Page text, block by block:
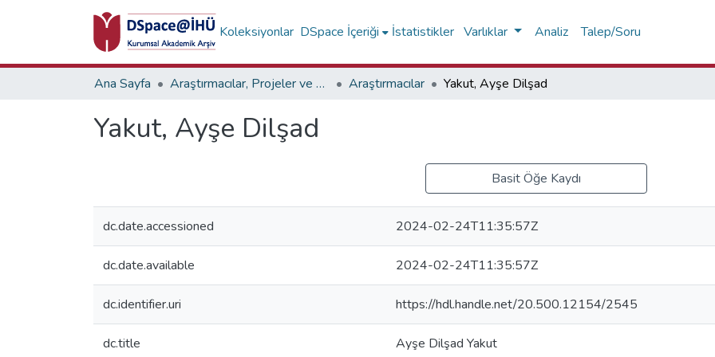
Koleksiyonlar DSpace İçeriği İstatistikler Varlıklar Analiz Talep/Soru
Ana Sayfa Araştırmacılar, Projeler ve Birimler Araştırmacılar Yakut, Ayşe Dilşad
Yakut, Ayşe Dilşad
Basit Öğe Kaydı
dc.date.accessioned 2024-02-24T11:35:57Z
dc.date.available 2024-02-24T11:35:57Z
dc.identifier.uri https://hdl.handle.net/20.500.12154/2545
dc.title Ayşe Dilşad Yakut